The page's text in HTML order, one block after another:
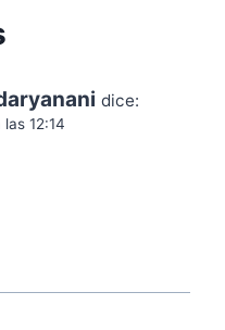
dice:
12:14